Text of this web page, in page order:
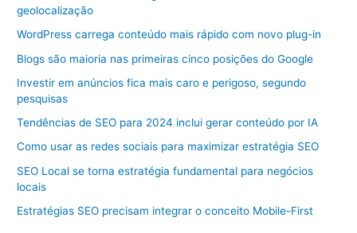
geolocalização
WordPress carrega conteúdo mais rápido com novo plug-in
Blogs são maioria nas primeiras cinco posições do Google
Investir em anúncios fica mais caro e perigoso, segundo
pesquisas
Tendências de SEO para 2024 inclui gerar conteúdo por IA
Como usar as redes sociais para maximizar estratégia SEO
SEO Local se torna estratégia fundamental para negócios
locais
Estratégias SEO precisam integrar o conceito Mobile-First